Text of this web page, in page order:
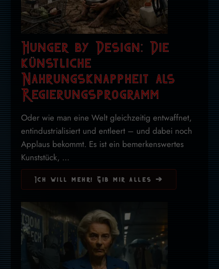
Hunger by Design: Die
künstliche
Nahrungsknappheit als
Regierungsprogramm
Oder wie man eine Welt gleichzeitig entwaffnet,
entindustrialisiert und entleert – und dabei noch
Applaus bekommt. Es ist ein bemerkenswertes
Kunststück, ...
Ich will mehr! Gib mir alles ➔